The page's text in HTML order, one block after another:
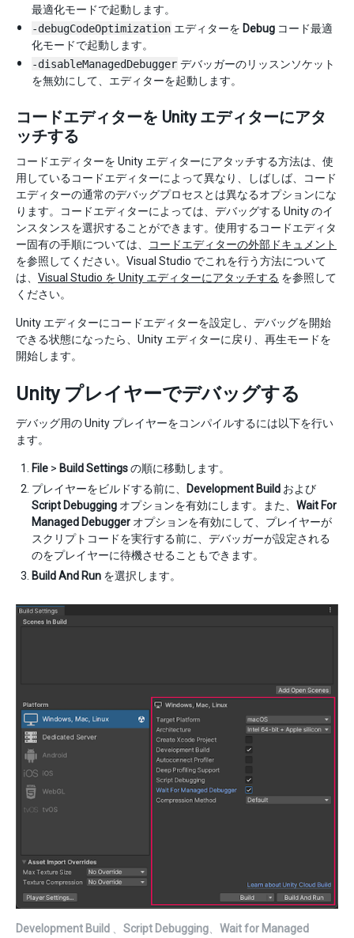
最適化モードで起動します。
-debugCodeOptimization エディターを Debug コード最適
化モードで起動します。
-disableManagedDebugger デバッガーのリッスンソケット
を無効にして、エディターを起動します。
コードエディターを Unity エディターにアタ
ッチする
コードエディターを Unity エディターにアタッチする方法は、使
用しているコードエディターによって異なり、しばしば、コード
エディターの通常のデバッグプロセスとは異なるオプションにな
ります。コードエディターによっては、デバッグする Unity のイ
ンスタンスを選択することができます。使用するコードエディタ
ー固有の手順については、
コードエディターの外部ドキュメント
を参照してください。Visual Studio でこれを行う方法について
は、 Visual Studio を Unity エディターにアタッチする を参照して
ください。
Unity エディターにコードエディターを設定し、デバッグを開始
できる状態になったら、Unity エディターに戻り、再生モードを
開始します。
Unity プレイヤーでデバッグする
デバッグ用の Unity プレイヤーをコンパイルするには以下を行い
ます。
File > Build Settingsの順に移動します。
プレイヤーをビルドする前に、
Development Build および
Script Debugging オプションを有効にします。また、 Wait For
Managed Debugger オプションを有効にして、プレイヤーが
スクリプトコードを実行する前に、デバッガーが設定される
のをプレイヤーに待機させることもできます。
Build And Run を選択します。
Development Build 、 Script Debugging、 Wait for Managed